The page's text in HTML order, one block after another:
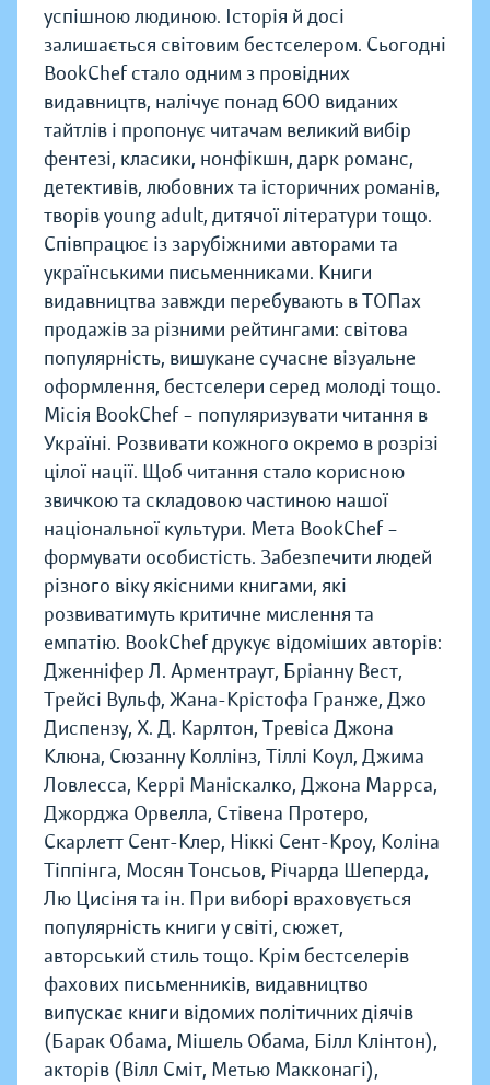
успішною людиною. Історія й досі
залишається світовим бестселером. Сьогодні
BookChef стало одним з провідних
видавництв, налічує понад 600 виданих
тайтлів і пропонує читачам великий вибір
фентезі, класики, нонфікшн, дарк романс,
детективів, любовних та історичних романів,
творів young adult, дитячої літератури тощо.
Співпрацює із зарубіжними авторами та
українськими письменниками. Книги
видавництва завжди перебувають в ТОПах
продажів за різними рейтингами: світова
популярність, вишукане сучасне візуальне
оформлення, бестселери серед молоді тощо.
Місія BookChef – популяризувати читання в
Україні. Розвивати кожного окремо в розрізі
цілої нації. Щоб читання стало корисною
звичкою та складовою частиною нашої
національної культури. Мета BookChef –
формувати особистість. Забезпечити людей
різного віку якісними книгами, які
розвиватимуть критичне мислення та
емпатію. BookChef друкує відоміших авторів:
Дженніфер Л. Арментраут, Бріанну Вест,
Трейсі Вульф, Жана-Крістофа Гранже, Джо
Диспензу, Х. Д. Карлтон, Тревіса Джона
Клюна, Сюзанну Коллінз, Тіллі Коул, Джима
Ловлесса, Керрі Маніскалко, Джона Маррса,
Джорджа Орвелла, Стівена Протеро,
Скарлетт Сент-Клер, Ніккі Сент-Кроу, Коліна
Тіппінга, Мосян Тонсьов, Річарда Шеперда,
Лю Цисіня та ін. При виборі враховується
популярність книги у світі, сюжет,
авторський стиль тощо. Крім бестселерів
фахових письменників, видавництво
випускає книги відомих політичних діячів
(Барак Обама, Мішель Обама, Білл Клінтон),
акторів (Вілл Сміт, Метью Макконагі),